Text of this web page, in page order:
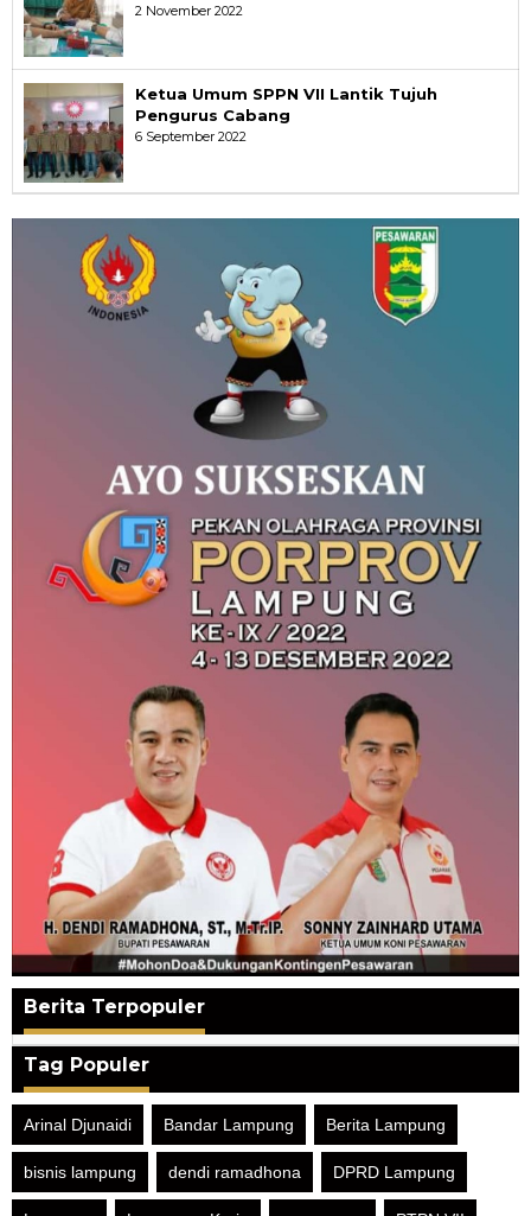
2 November 2022
Ketua Umum SPPN VII Lantik Tujuh
Pengurus Cabang
6 September 2022
Berita Terpopuler
Tag Populer
Arinal Djunaidi Bandar Lampung Berita Lampung
bisnis lampung dendi ramadhona DPRD Lampung